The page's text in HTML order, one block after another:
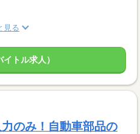
見る
トル求人）
のみ！自動車部品の